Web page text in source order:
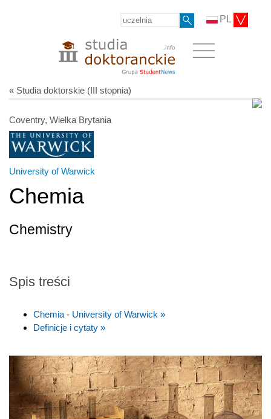
PL
« Studia doktorskie (III stopnia)
Coventry, Wielka Brytania
University of Warwick
Chemia
Chemistry
Spis treści
Chemia - University of Warwick »
Definicje i cytaty »